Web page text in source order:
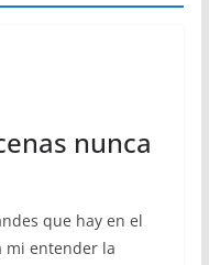
nunca
que hay en el
mi entender la